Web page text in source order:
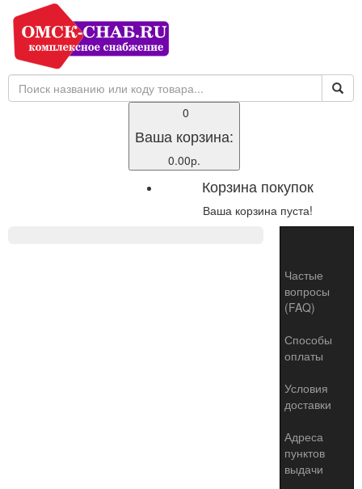
0
Ваша корзина:
0.00р.
Корзина покупок
Ваша корзина пуста!
Частые
вопросы
(FAQ)
Способы
оплаты
Условия
доставки
Адреса
пунктов
выдачи